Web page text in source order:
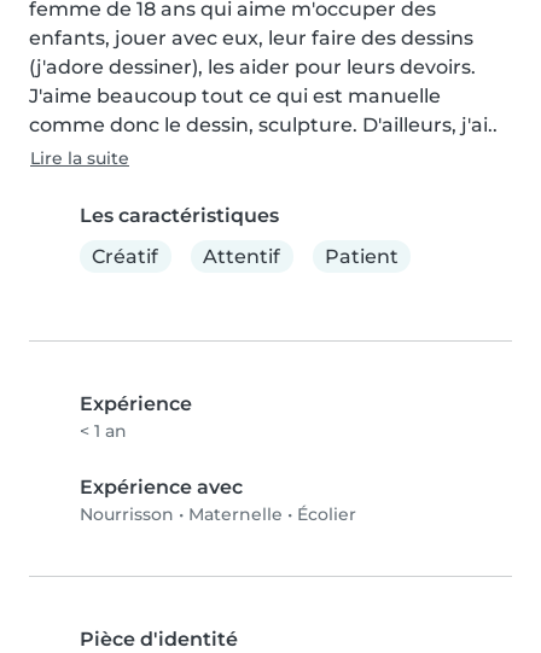
femme de 18 ans qui aime m'occuper des
enfants, jouer avec eux, leur faire des dessins
(j'adore dessiner), les aider pour leurs devoirs.
J'aime beaucoup tout ce qui est manuelle
comme donc le dessin, sculpture. D'ailleurs, j'ai..
Lire la suite
Les caractéristiques
Créatif
Attentif Patient
Expérience
< 1 an
Expérience avec
Nourrisson • Maternelle • Écolier
Pièce d'identité